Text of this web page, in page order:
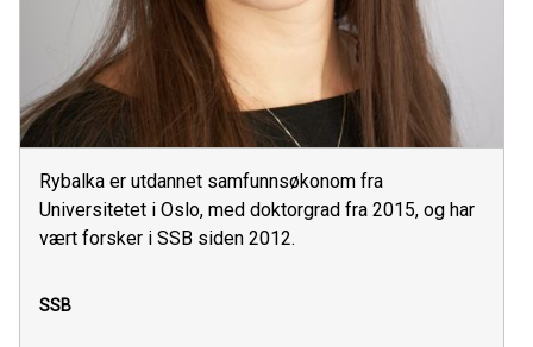
Rybalka er utdannet samfunnsøkonom fra
Universitetet i Oslo, med doktorgrad fra 2015, og har
vært forsker i SSB siden 2012.
SSB